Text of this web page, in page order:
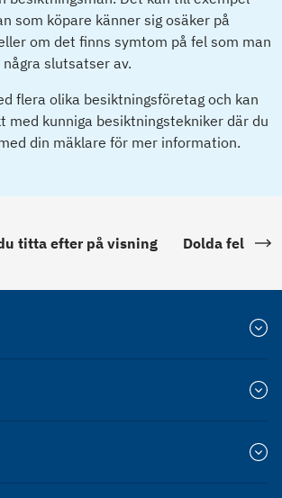
som köpare känner sig osäker på
om det finns symtom på fel som man
slutsatser av.
flera olika besiktningsföretag och kan
med kunniga besiktningstekniker där du
din mäklare för mer information.
titta efter på visning Dolda fel